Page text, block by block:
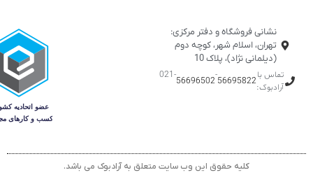
نشانی فروشگاه و دفتر مرکزی:
تهران، اسلام شهر، کوچه دوم
(دیلمانی نژاد)، پلاک 10
تماس با
آرادبوک:
56695822
-
56696502
-021
کلیه حقوق این وب سایت متعلق به آرادبوک می باشد.